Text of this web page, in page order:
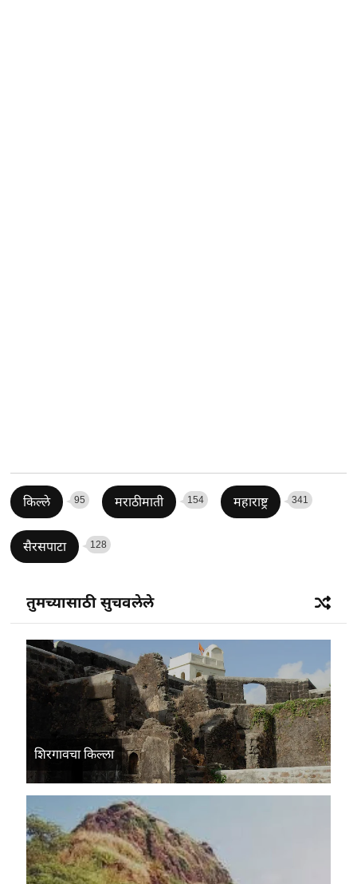
किल्ले 95 मराठीमाती 154 महाराष्ट्र 341
सैरसपाटा 128
तुमच्यासाठी सुचवलेले
शिरगावचा किल्ला